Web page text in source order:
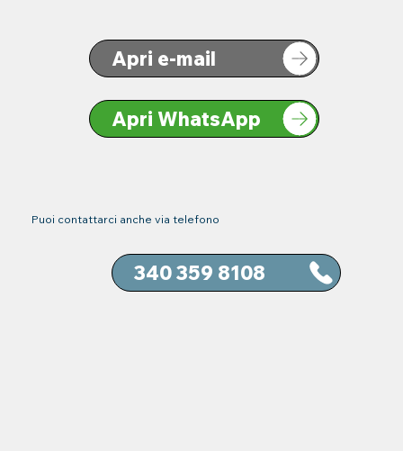
Apri e-mail
Apri WhatsApp
Puoi contattarci anche via telefono